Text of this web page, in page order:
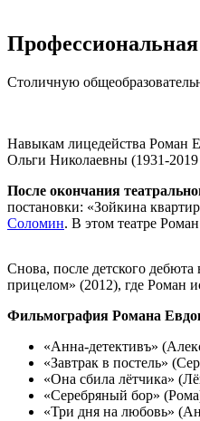
Профессиональная
Столичную
Навыкам лицедейства Роман
Ольги Николаевны (1931-
После окончания
постановки: «Зойкина
Соломин. В этом театре
Снова, после детского
прицелом» (2012), где Роман
Фильмография Романа
«Анна-детективъ»
«Завтрак в постель»
«Она сбила лётчика»
«Серебряный бор»
«Три дня на любовь»